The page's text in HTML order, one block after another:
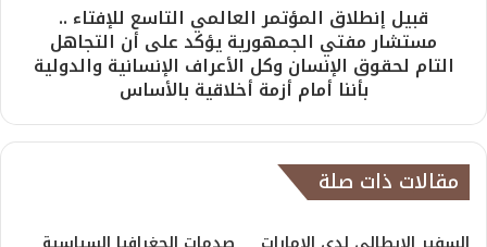
قبيل إنطلاق المؤتمر العالمي التاسع للإفتاء ..
مستشار مفتي الجمهورية يؤكد على أن التجاهل
التام لحقوق الإنسان وكل الأعراف الإنسانية والدولية
بأننا أمام أزمة أخلاقية بالأساس
مقالات ذات صلة